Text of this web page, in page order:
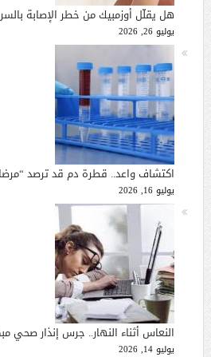
هل يقلّل أوزمبيك من خطر الإصابة
يوليو 26, 2026
اكتشاف واعد.. قطرة دم قد ترصد
يوليو 16, 2026
النعاس أثناء النهار.. جرس إنذار صحي
يوليو 14, 2026